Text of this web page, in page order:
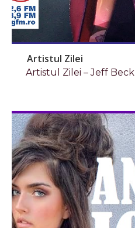
Artistul Zilei
Artistul Zilei – Jeff Beck